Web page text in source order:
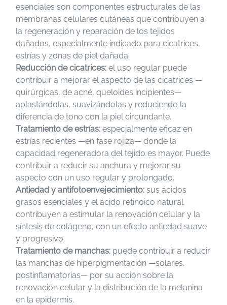
esenciales son componentes estructurales de las
membranas celulares cutáneas que contribuyen a
la regeneración y reparación de los tejidos
dañados, especialmente indicado para cicatrices,
estrías y zonas de piel dañada.
Reducción de cicatrices: el uso regular puede
contribuir a mejorar el aspecto de las cicatrices —
quirúrgicas, de acné, queloides incipientes—
aplastándolas, suavizándolas y reduciendo la
diferencia de tono con la piel circundante.
Tratamiento de estrías: especialmente eficaz en
estrías recientes —en fase rojiza— donde la
capacidad regeneradora del tejido es mayor. Puede
contribuir a reducir su anchura y mejorar su
aspecto con un uso regular y prolongado.
Antiedad y antifotoenvejecimiento: sus ácidos
grasos esenciales y el ácido retinoico natural
contribuyen a estimular la renovación celular y la
síntesis de colágeno, con un efecto antiedad suave
y progresivo.
Tratamiento de manchas: puede contribuir a reducir
las manchas de hiperpigmentación —solares,
postinflamatorias— por su acción sobre la
renovación celular y la distribución de la melanina
en la epidermis.